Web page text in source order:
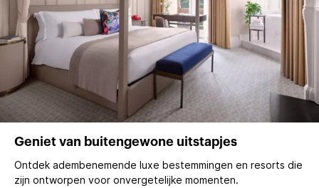
Geniet van buitengewone uitstapjes
Ontdek adembenemende luxe bestemmingen en resorts die
zijn ontworpen voor onvergetelijke momenten.